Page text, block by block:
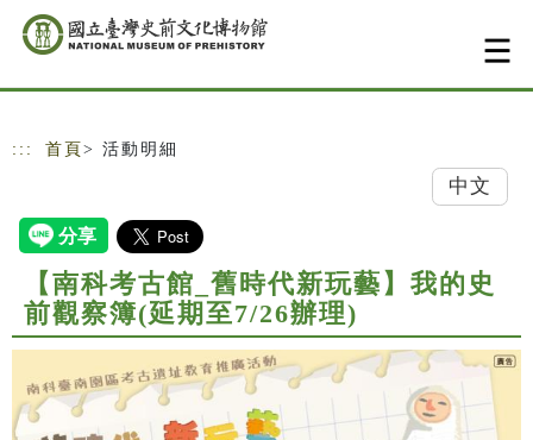
跳到主要內容
網站導覽
::: 首頁 > 活動明細
中文
【南科考古館_舊時代新玩藝】我的史
前觀察簿(延期至7/26辦理)